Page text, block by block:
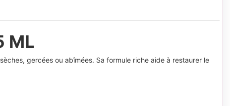
ML
gercées ou abîmées. Sa formule riche aide à restaurer le